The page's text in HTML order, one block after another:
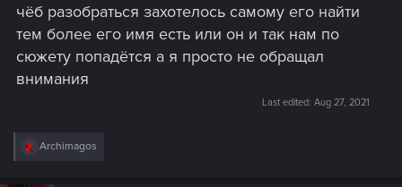
чёб разобраться захотелось самому его найти
тем более его имя есть или он и так нам по
сюжету попадётся а я просто не обращал
внимания
Last edited: Aug 27, 2021
R
Archimagos